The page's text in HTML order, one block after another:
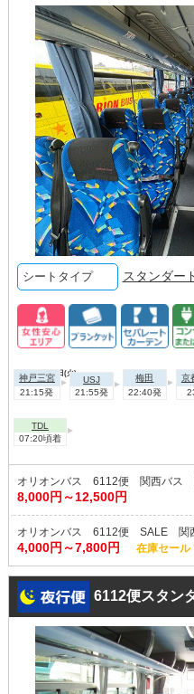
シートタイプ スタンダー
2026年09月01日(火)
神戸三宮
21:15発
USJ
21:55発
梅田
22:40発
京
TDL
07:20頃着
オリオンバス 6112便 関西バス
8,000円～12,500円
オリオンバス 6112便 SALE 関
4,000円～7,800円 在庫セール
6112便スタン